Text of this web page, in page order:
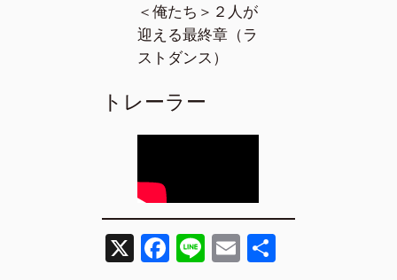
＜俺たち＞２人が
迎える最終章（ラ
ストダンス）
トレーラー
X
F
Li E